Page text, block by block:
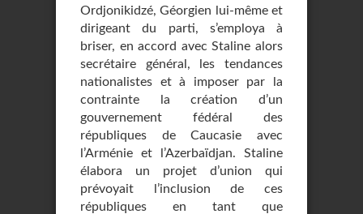
Ordjonikidzé, Géorgien lui-même et
dirigeant du parti, s’employa à
briser, en accord avec Staline alors
secrétaire général, les tendances
nationalistes et à imposer par la
contrainte la création d’un
gouvernement fédéral des
républiques de Caucasie avec
l’Arménie et l’Azerbaïdjan. Staline
élabora un projet d’union qui
prévoyait l’inclusion de ces
républiques en tant que